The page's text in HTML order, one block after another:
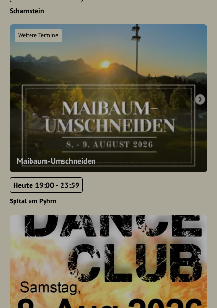
Scharnstein
Maibaum-Umschneiden
Weitere Termine
Heute 19:00 - 23:59
Spital am Pyhrn